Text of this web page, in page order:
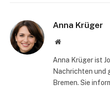
Anna Krüger
Website
Anna Krüger ist
Nachrichten und
Bremen. Sie